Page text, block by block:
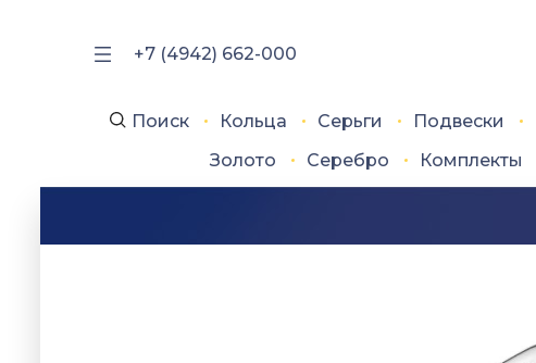
+7 (4942) 662-000
Поиск Кольца Серьги Подвески
Золото
Серебро Комплекты